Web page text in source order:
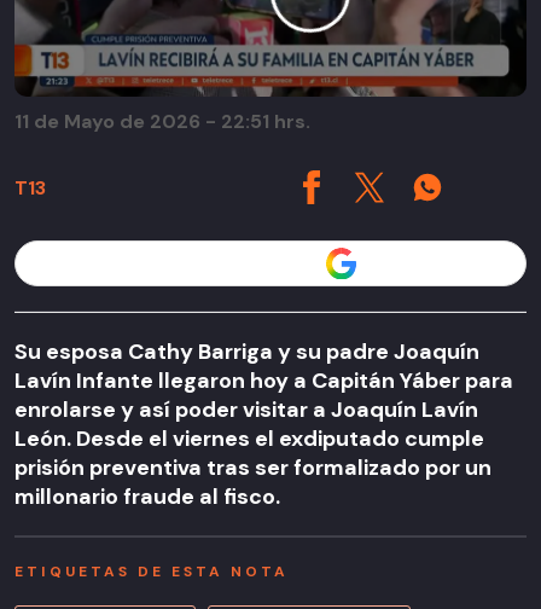
T13
11 de Mayo de 2026 - 22:51 hrs.
Su esposa Cathy Barriga y su padre Joaquín
Lavín Infante llegaron hoy a Capitán Yáber para
enrolarse y así poder visitar a Joaquín Lavín
León. Desde el viernes el exdiputado cumple
prisión preventiva tras ser formalizado por un
millonario fraude al fisco.
ETIQUETAS DE ESTA NOTA